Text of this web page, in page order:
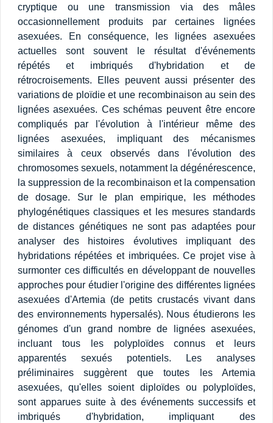
cryptique ou une transmission via des mâles
occasionnellement produits par certaines lignées
asexuées. En conséquence, les lignées asexuées
actuelles sont souvent le résultat d'événements
répétés et imbriqués d'hybridation et de
rétrocroisements. Elles peuvent aussi présenter des
variations de ploïdie et une recombinaison au sein des
lignées asexuées. Ces schémas peuvent être encore
compliqués par l'évolution à l'intérieur même des
lignées asexuées, impliquant des mécanismes
similaires à ceux observés dans l'évolution des
chromosomes sexuels, notamment la dégénérescence,
la suppression de la recombinaison et la compensation
de dosage. Sur le plan empirique, les méthodes
phylogénétiques classiques et les mesures standards
de distances génétiques ne sont pas adaptées pour
analyser des histoires évolutives impliquant des
hybridations répétées et imbriquées. Ce projet vise à
surmonter ces difficultés en développant de nouvelles
approches pour étudier l'origine des différentes lignées
asexuées d'Artemia (de petits crustacés vivant dans
des environnements hypersalés). Nous étudierons les
génomes d'un grand nombre de lignées asexuées,
incluant tous les polyploïdes connus et leurs
apparentés sexués potentiels. Les analyses
préliminaires suggèrent que toutes les Artemia
asexuées, qu'elles soient diploïdes ou polyploïdes,
sont apparues suite à des événements successifs et
imbriqués d'hybridation, impliquant des